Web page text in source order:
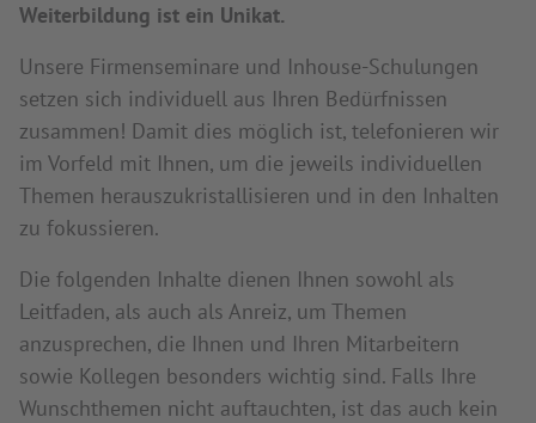
Weiterbildung ist ein Unikat.
Unsere Firmenseminare und Inhouse-Schulungen
setzen sich individuell aus Ihren Bedürfnissen
zusammen! Damit dies möglich ist, telefonieren wir
im Vorfeld mit Ihnen, um die jeweils individuellen
Themen herauszukristallisieren und in den Inhalten
zu fokussieren.
Die folgenden Inhalte dienen Ihnen sowohl als
Leitfaden, als auch als Anreiz, um Themen
anzusprechen, die Ihnen und Ihren Mitarbeitern
sowie Kollegen besonders wichtig sind. Falls Ihre
Wunschthemen nicht auftauchten, ist das auch kein